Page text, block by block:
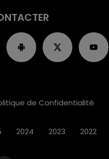
de Confidentialité
2024 2023 2022